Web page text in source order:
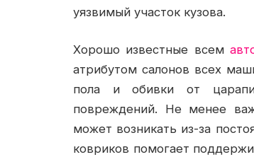
уязвимый участок кузова.
Хорошо известные всем
атрибутом салонов всех
пола и обивки от
повреждений. Не менее
может возникать из-за
ковриков помогает